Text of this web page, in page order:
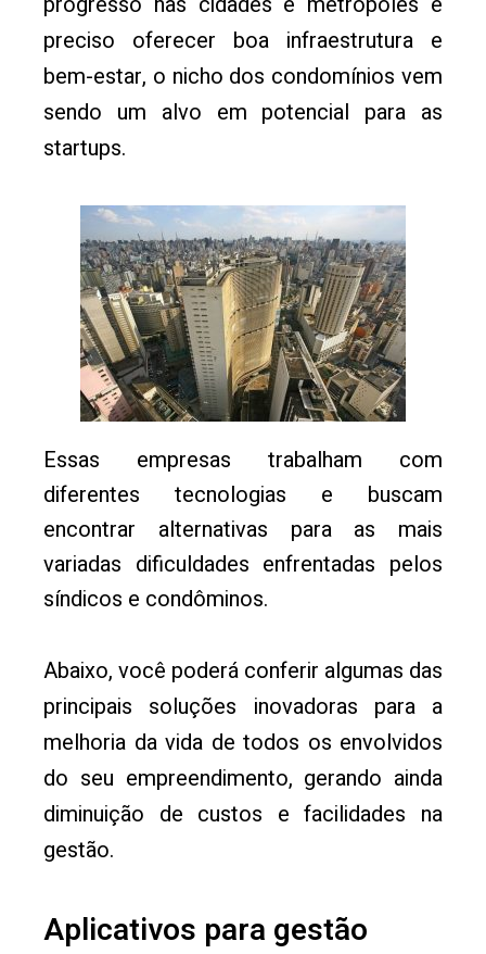
preciso oferecer boa infraestrutura e
bem-estar, o nicho dos condomínios vem
sendo um alvo em potencial para as
startups.
Essas empresas trabalham com
diferentes tecnologias e buscam
encontrar alternativas para as mais
variadas dificuldades enfrentadas pelos
síndicos e condôminos.
Abaixo, você poderá conferir algumas das
principais soluções inovadoras para a
melhoria da vida de todos os envolvidos
do seu empreendimento, gerando ainda
diminuição de custos e facilidades na
gestão.
Aplicativos para gestão